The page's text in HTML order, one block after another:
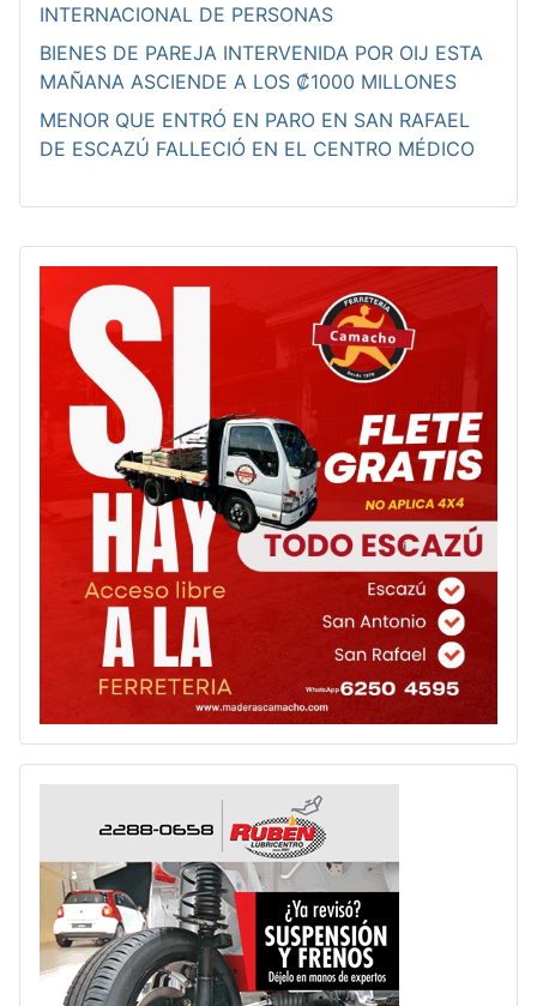
INTERNACIONAL DE PERSONAS
BIENES DE PAREJA INTERVENIDA POR OIJ ESTA
MAÑANA ASCIENDE A LOS ₡1000 MILLONES
MENOR QUE ENTRÓ EN PARO EN SAN RAFAEL
DE ESCAZÚ FALLECIÓ EN EL CENTRO MÉDICO